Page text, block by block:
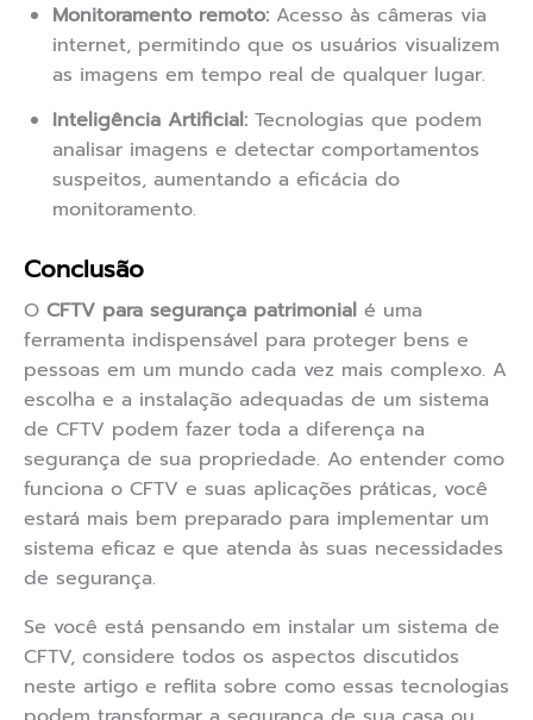
Monitoramento remoto: Acesso às câmeras via
internet, permitindo que os usuários visualizem
as imagens em tempo real de qualquer lugar.
Inteligência Artificial: Tecnologias que podem
analisar imagens e detectar comportamentos
suspeitos, aumentando a eficácia do
monitoramento.
Conclusão
O CFTV para segurança patrimonial é uma
ferramenta indispensável para proteger bens e
pessoas em um mundo cada vez mais complexo. A
escolha e a instalação adequadas de um sistema
de CFTV podem fazer toda a diferença na
segurança de sua propriedade. Ao entender como
funciona o CFTV e suas aplicações práticas, você
estará mais bem preparado para implementar um
sistema eficaz e que atenda às suas necessidades
de segurança.
Se você está pensando em instalar um sistema de
CFTV, considere todos os aspectos discutidos
neste artigo e reflita sobre como essas tecnologias